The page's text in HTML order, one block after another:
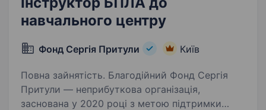
навчального центру
Фонд Сергія Притули Київ
Повна зайнятість. Благодійний Фонд Сергія
Притули — неприбуткова організація,
заснована у 2020 році з метою підтримки